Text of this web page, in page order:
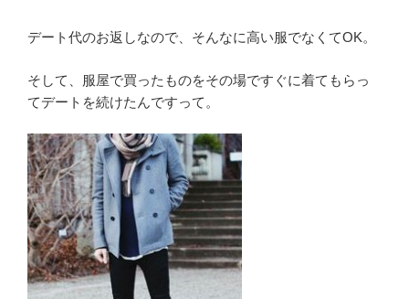
デート代のお返しなので、そんなに高い服でなくてOK。
そして、服屋で買ったものをその場ですぐに着てもらっ
てデートを続けたんですって。